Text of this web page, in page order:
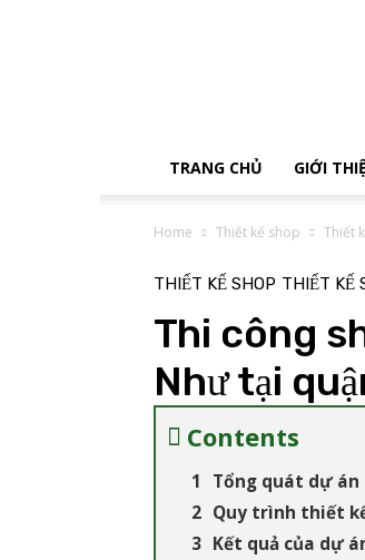
TRANG CHỦ GIỚI
Home Thiết kế shop Thiết
THIẾT KẾ SHOP THIẾT KẾ
Thi công
Như tại
Contents
Tổng quát dự
Quy trình thiết
Kết quả của dự